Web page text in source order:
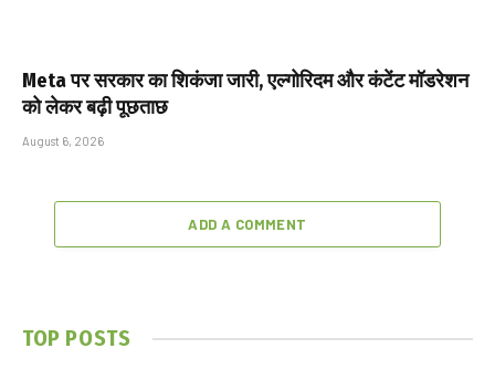
Meta पर सरकार का शिकंजा जारी, एल्गोरिदम और कंटेंट मॉडरेशन
को लेकर बढ़ी पूछताछ
August 6, 2026
ADD A COMMENT
TOP POSTS